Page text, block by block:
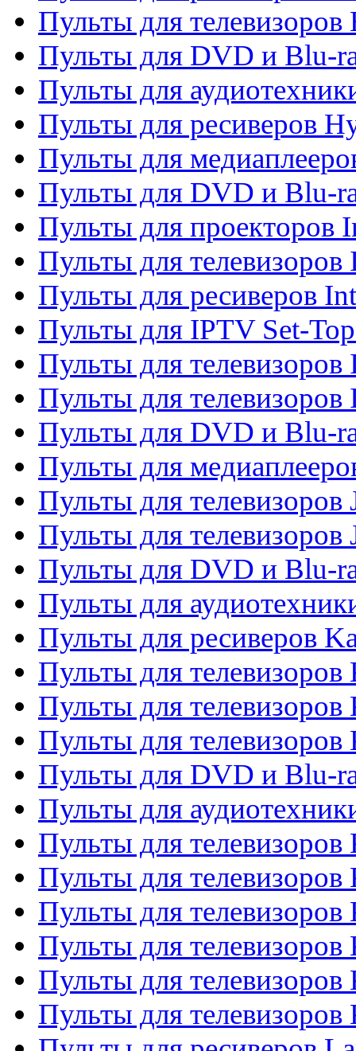
Пульты для
Пульты для DVD и Blu-
Пульты для
Пульты для ресиверов
Пульты для
Пульты для DVD и Blu-
Пульты для проекторов
Пульты для
Пульты для ресиверов
Пульты для IPTV Set-
Пульты для телевизоров
Пульты для телевизоров
Пульты для DVD и Blu-
Пульты для
Пульты для телевизоров
Пульты для телевизоров
Пульты для DVD и Blu-
Пульты для
Пульты для ресиверов
Пульты для телевизоров
Пульты для телевизоров
Пульты для телевизоров
Пульты для DVD и Blu-
Пульты для
Пульты для
Пульты для телевизоров
Пульты для телевизоров
Пульты для телевизоров
Пульты для
Пульты для